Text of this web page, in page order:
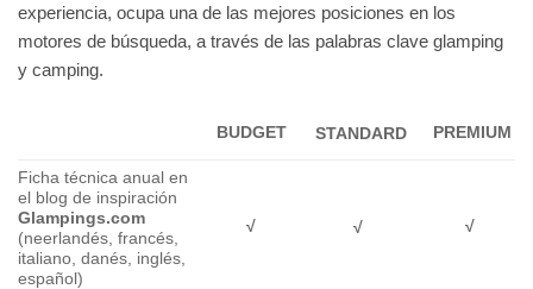
experiencia, ocupa una de las mejores posiciones en los
motores de búsqueda, a través de las palabras clave glamping
y camping.
BUDGET STANDARD PREMIUM
Ficha técnica anual en
el blog de inspiración
Glampings.com
(neerlandés, francés,
italiano, danés, inglés,
español)
√ √ √